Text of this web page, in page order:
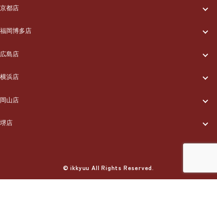
出張エリア
ブログ
お知らせ
採用情報
お問い合わせ
メニュー/料金
出張エリア
ブログ
お知らせ
採用情報
お問い合わせ
ご利用の流れ
メニュー/料金
出張エリア
ブログ
お知らせ
採用情報
一休について
ご利用の流れ
メニュー/料金
出張エリア
ブログ
お知らせ
京都店
一休について
ご利用の流れ
メニュー/料金
出張エリア
ブログ
福岡博多店
一休について
ご利用の流れ
メニュー/料金
出張エリア
広島店
一休について
ご利用の流れ
メニュー/料金
横浜店
一休について
ご利用の流れ
岡山店
一休について
堺店
© ikkyuu All Rights Reserved.